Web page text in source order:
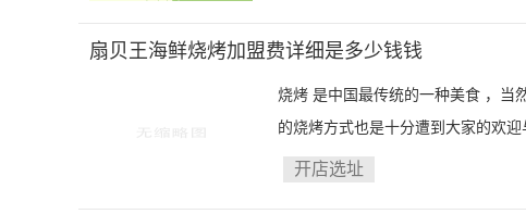
扇贝王海鲜烧烤加盟费详细是多少钱钱
烧烤 是中国最传统的一种美食 ，当
的烧烤方式也是十分遭到大家的欢迎
开店选址